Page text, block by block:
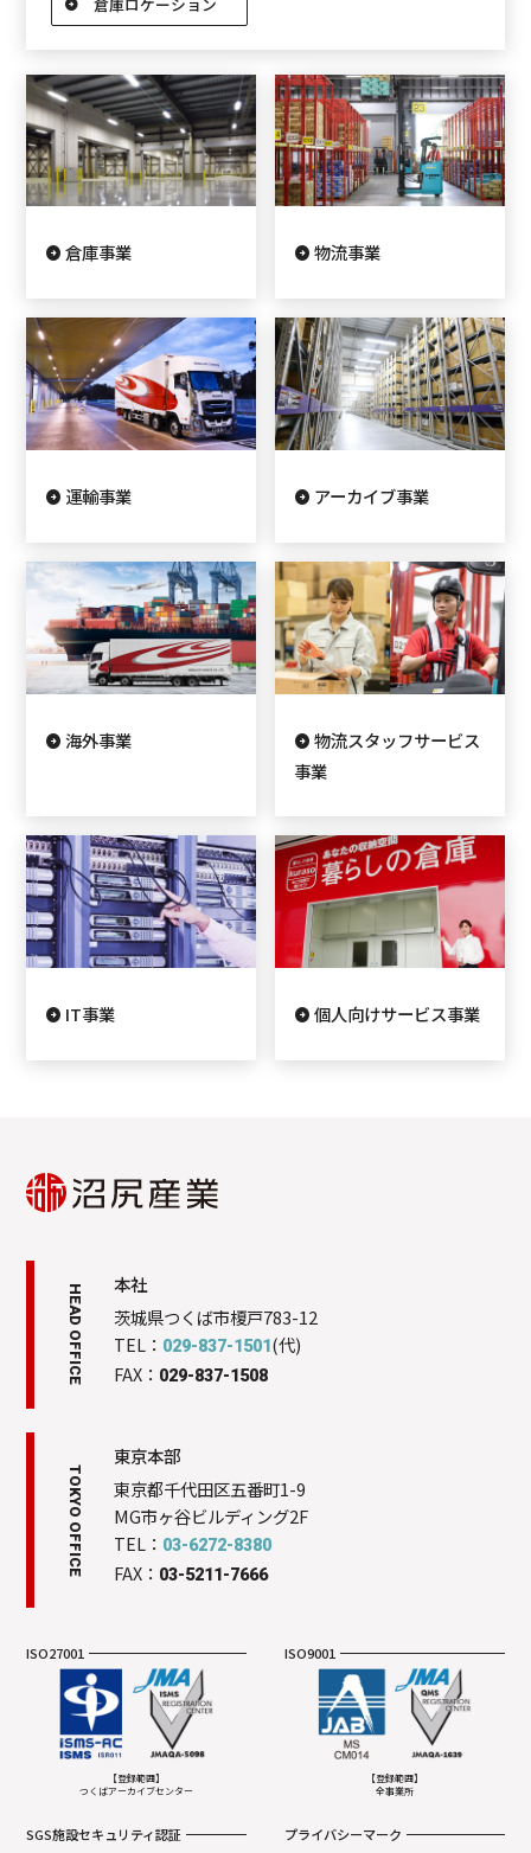
倉庫事業 物流事業
運輸事業 アーカイブ事業
海外事業
物流スタッフサービス
事業
IT事業 個人向けサービス事業
HEAD OFFICE
本社
茨城県つくば市榎戸783-12
TEL： 029-837-1501(代)
FAX： 029-837-1508
TOKYO OFFICE
東京本部
東京都千代田区五番町1-9
MG市ヶ谷ビルディング2F
TEL： 03-6272-8380
FAX： 03-5211-7666
ISO27001
【登録範囲】
つくばアーカイブセンター
ISO9001
【登録範囲】
全事業所
SGS施設セキュリティ認証 プライバシーマーク